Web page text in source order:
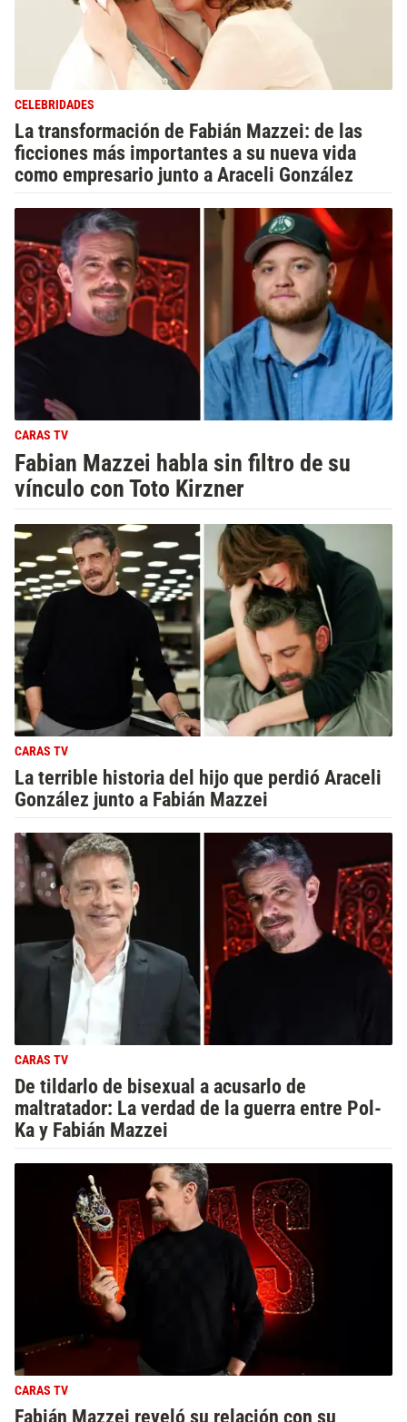
CELEBRIDADES
La transformación de Fabián Mazzei: de las
ficciones más importantes a su nueva vida
como empresario junto a Araceli González
CARAS TV
Fabian Mazzei habla sin filtro de su
vínculo con Toto Kirzner
CARAS TV
La terrible historia del hijo que perdió Araceli
González junto a Fabián Mazzei
CARAS TV
De tildarlo de bisexual a acusarlo de
maltratador: La verdad de la guerra entre Pol-
Ka y Fabián Mazzei
CARAS TV
Fabián Mazzei reveló su relación con su